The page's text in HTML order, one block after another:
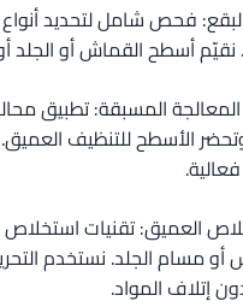
فحص شامل لتحديد أنواع
نقيّم أسطح القماش أو الجلد أو
المسبقة: تطبيق
الأسطح للتنظيف
العميق: تقنيات
أو مسام الجلد. نستخدم
إتلاف المواد.